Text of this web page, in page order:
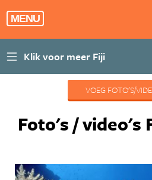
MENU
VOEG FOTO'S/
Foto's / video's